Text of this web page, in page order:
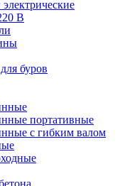
В
буров
портативные
с гибким валом